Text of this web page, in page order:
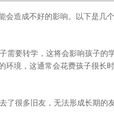
会造成不好的影响。以下是几
需要转学，这将会影响孩子的
境，这通常会花费孩子很长
了很多旧友，无法形成长期的